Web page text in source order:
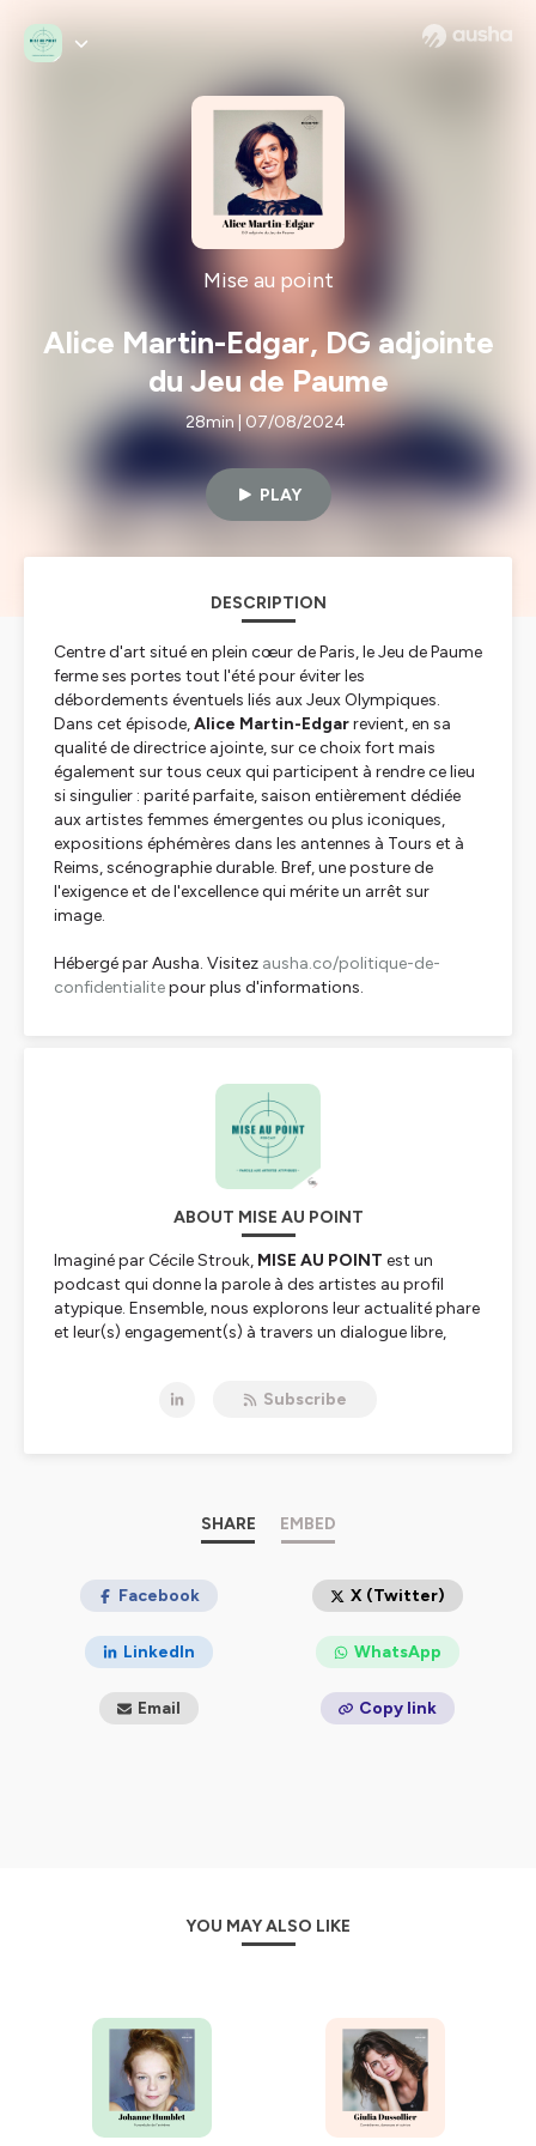
Mise au point
Alice Martin-Edgar, DG adjointe
du Jeu de Paume
28min | 07/08/2024
PLAY
DESCRIPTION
Centre d'art situé en plein cœur de Paris, le Jeu de Paume
ferme ses portes tout l'été pour éviter les
débordements éventuels liés aux Jeux Olympiques.
Dans cet épisode,Alice Martin-Edgarrevient, en sa
qualité de directrice ajointe, sur ce choix fort mais
également sur tous ceux qui participent à rendre ce lieu
si singulier : parité parfaite, saison entièrement dédiée
aux artistes femmes émergentes ou plus iconiques,
expositions éphémères dans les antennes à Tours et à
Reims, scénographie durable. Bref, une posture de
l'exigence et de l'excellence qui mérite un arrêt sur
image.
Hébergé par Ausha. Visitez ausha.co/politique-de-
confidentialitepour plus d'informations.
ABOUT MISE AU POINT
Imaginé par Cécile Strouk, MISE AU POINT est un
podcast qui donne la parole à des artistes au profil
atypique. Ensemble, nous explorons leur actualité phare
et leur(s) engagement(s) à travers un dialogue libre,
Subscribe
SHARE EMBED
Facebook X (Twitter)
LinkedIn WhatsApp
Email Copy link
YOU MAY ALSO LIKE